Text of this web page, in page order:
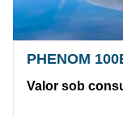
PHENOM
Valor sob